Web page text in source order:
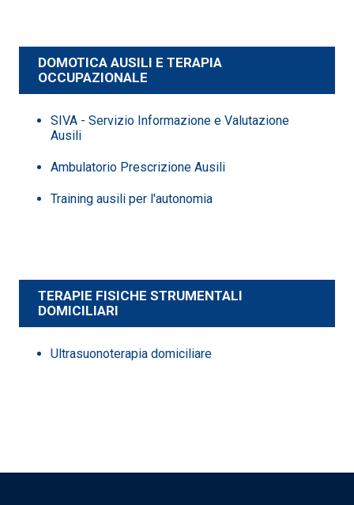
DOMOTICA AUSILI E TERAPIA
OCCUPAZIONALE
SIVA - Servizio Informazione e Valutazione
Ausili
Ambulatorio Prescrizione Ausili
Training ausili per l'autonomia
TERAPIE FISICHE STRUMENTALI
DOMICILIARI
Ultrasuonoterapia domiciliare